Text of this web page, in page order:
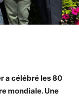
a célébré les 80
mondiale. Une